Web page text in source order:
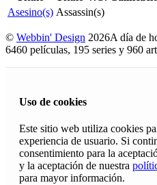
Asesino(s) Assassin(s)
© Webbin' Design 2026A día de
6460 películas, 195 series y 960
Uso de cookies
Este sitio web utiliza cookies
experiencia de usuario. Si
consentimiento para la
y la aceptación de nuestra
para mayor información.